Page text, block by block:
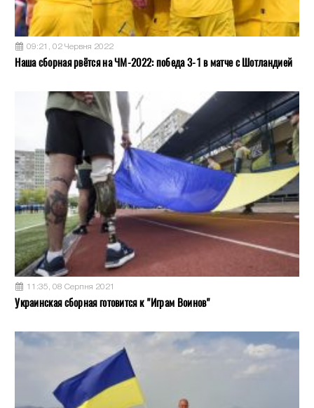
09:21, 02 Червня 2022
Наша сборная рвётся на ЧМ-2022: победа 3-1 в матче с Шотландией
11:35, 08 Серпня 2021
Украинская сборная готовится к "Играм Воинов"